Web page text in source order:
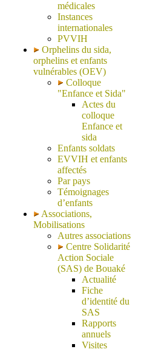
médicales
Instances
internationales
PVVIH
Orphelins du sida,
orphelins et enfants
vulnérables (OEV)
Colloque
"Enfance et Sida"
Actes du
colloque
Enfance et
sida
Enfants soldats
EVVIH et enfants
affectés
Par pays
Témoignages
d’enfants
Associations,
Mobilisations
Autres associations
Centre Solidarité
Action Sociale
(SAS) de Bouaké
Actualité
Fiche
d’identité du
SAS
Rapports
annuels
Visites